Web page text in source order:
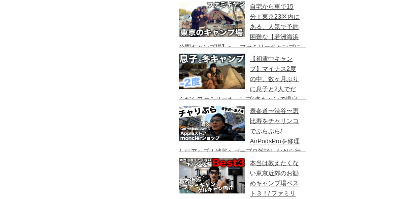
自宅から車で15
分！東京23区内に
ある、人気で予約
困難な【若洲海浜
公園キャンプ場】へ、ファミリーキャンプに
行ってきた。冬キャンプもキャンプギアを上
手に使えば暖かくて楽しい♪
【初雪中キャン
プ】マイナス2度
の中、数ヶ月ぶり
に息子と2人でだ
らだらファミリーキャンプ/ 冬キャンで温泉
入って焚き火して超絶楽しかった。大野路キ
ャンプ場は結構いいかも
表参道〜渋谷〜恵
比寿をチャリンコ
でぷらぷら/
AirPodsProを修理
しにアップル渋谷へゴープロ雑談しながら行
ってきます。モンクレールの新型ショップも
行ってみました。
本当は教えたくな
い東京近郊のお勧
めキャンプ場ベス
ト３！/ ファミリ